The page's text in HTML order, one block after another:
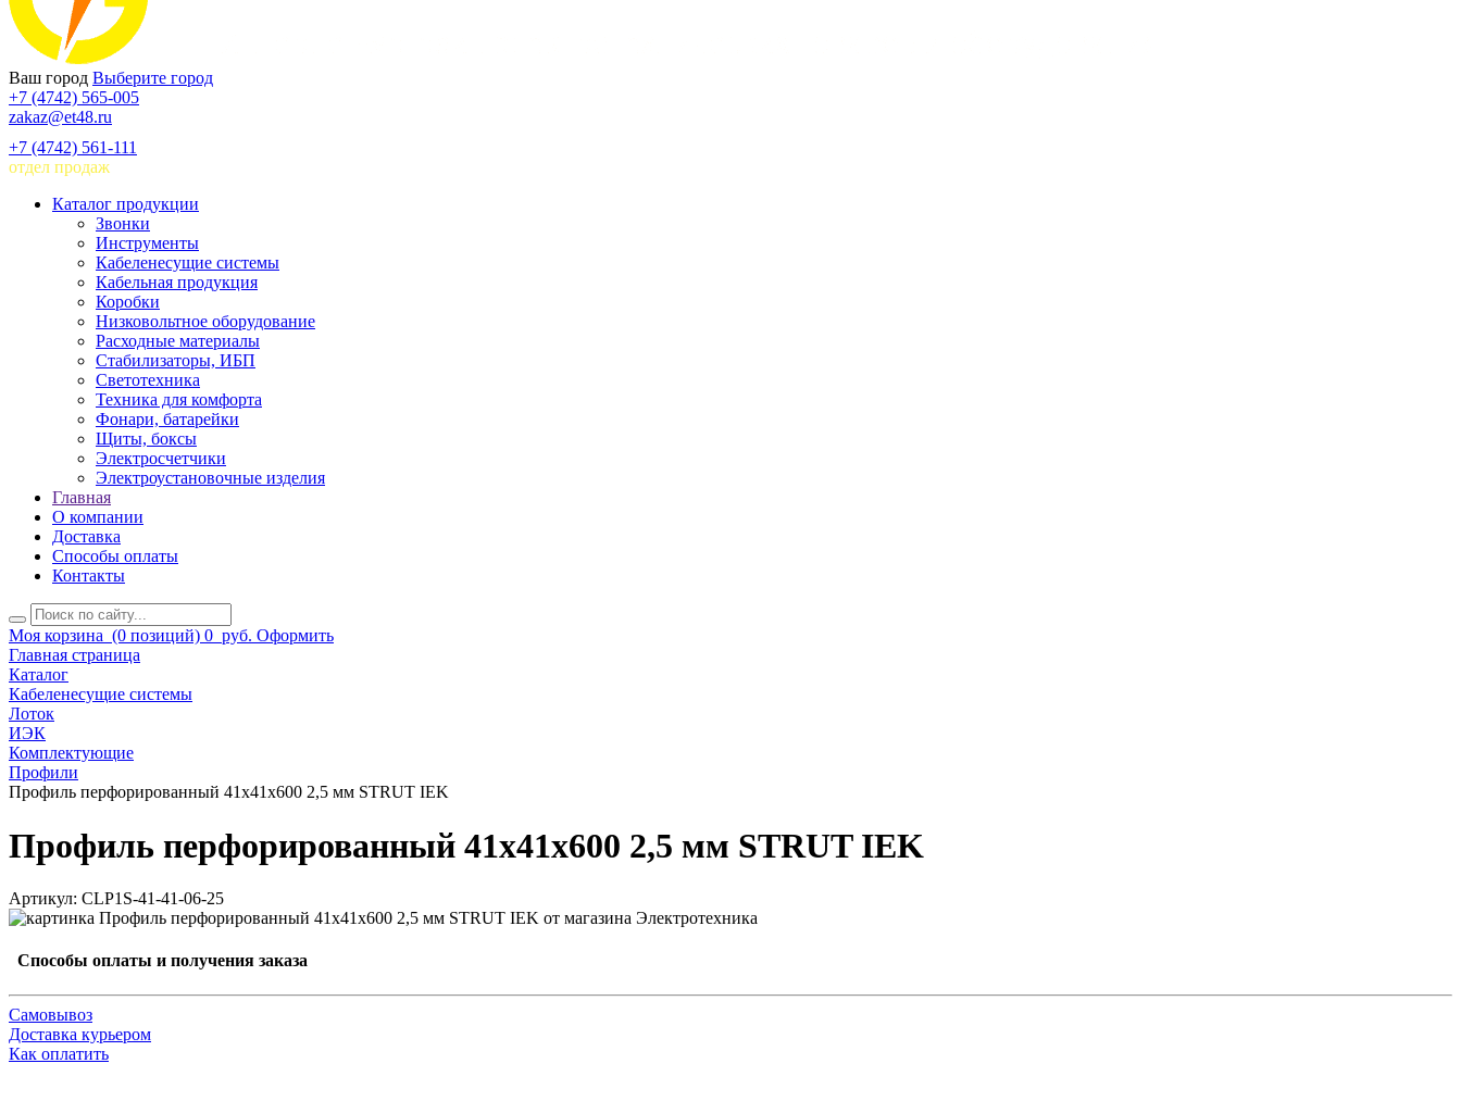
Ваш город Выберите город
+7 (4742) 565-005
zakaz@et48.ru
+7 (4742) 561-111
отдел продаж
Каталог продукции
Звонки
Инструменты
Кабеленесущие системы
Кабельная продукция
Коробки
Низковольтное оборудование
Расходные материалы
Стабилизаторы, ИБП
Светотехника
Техника для комфорта
Фонари, батарейки
Щиты, боксы
Электросчетчики
Электроустановочные изделия
Главная
О компании
Доставка
Способы оплаты
Контакты
Моя корзина (0 позиций) 0 руб. Оформить
Главная страница
Каталог
Кабеленесущие системы
Лоток
ИЭК
Комплектующие
Профили
Профиль перфорированный 41x41х600 2,5 мм STRUT IEK
Профиль перфорированный 41x41х600 2,5 мм STRUT IEK
Артикул: CLP1S-41-41-06-25
Способы оплаты и получения заказа
Самовывоз
Доставка курьером
Как оплатить